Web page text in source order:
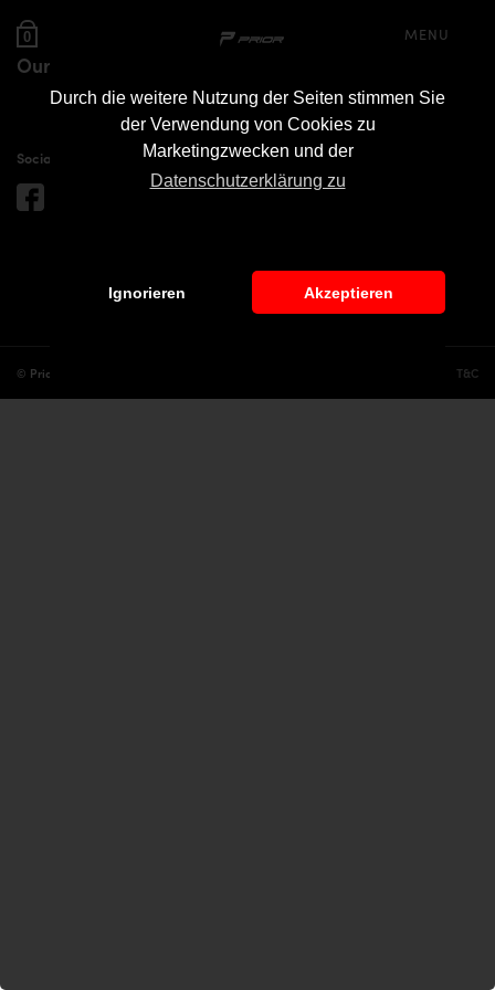
Durch die weitere Nutzung der Seiten stimmen Sie
der Verwendung von Cookies zu
Marketingzwecken und der
Datenschutzerklärung zu
Ignorieren Akzeptieren
0 MENU
Our partners
Social media
© Prior Design T&C